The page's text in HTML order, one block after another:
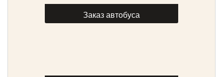
Заказ автобуса
King Long XMQ6129 (53 места)